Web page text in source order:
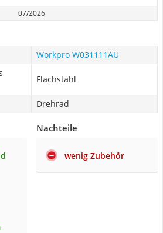
07/2026
Workpro W031111AU
Flachstahl
Drehrad
Nachteile
wenig Zubehör